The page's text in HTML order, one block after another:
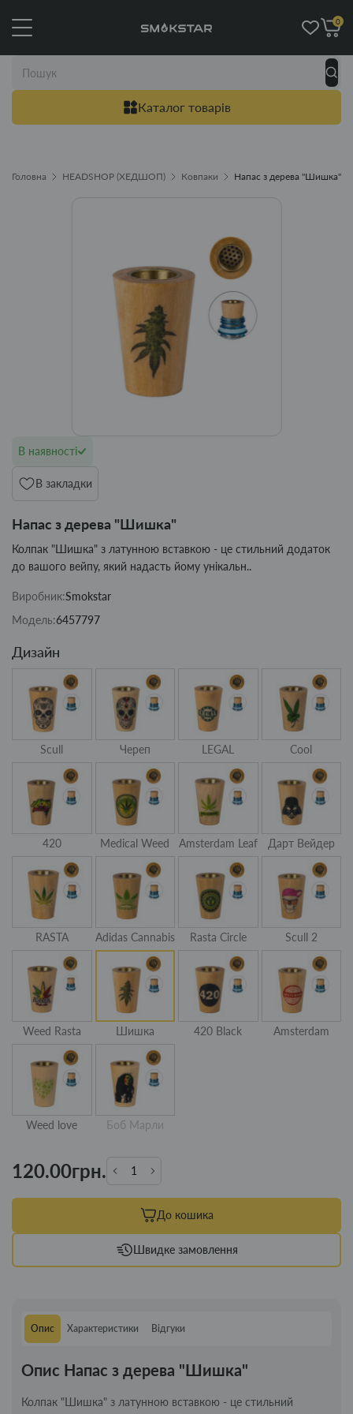
Каталог товарів
0
Головна HEADSHOP (ХЕДШОП) Ковпаки Напас з дерева "Шишка"
В наявності
В закладки
Напас з дерева "Шишка"
Колпак "Шишка" з латунною вставкою - це стильний додаток
до вашого вейпу, який надасть йому унікальн..
Виробник:Smokstar
Модель:6457797
Дизайн
Scull Череп LEGAL Cool
420 Medical Weed Amsterdam Leaf Дарт Вейдер
RASTA Adidas Cannabis Rasta Circle Scull 2
Weed Rasta Шишка 420 Black Amsterdam
Weed love Боб Марли
120.00грн.
До кошика
Швидке замовлення
Опис Характеристики Відгуки
Опис Напас з дерева "Шишка"
Колпак "Шишка" з латунною вставкою - це стильний